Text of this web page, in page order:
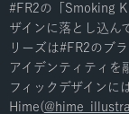
#FR2の「Smoking
ザインに落とし込ん
リーズは#FR2のブ
アイデンティティを
フィックデザインに
Hime(